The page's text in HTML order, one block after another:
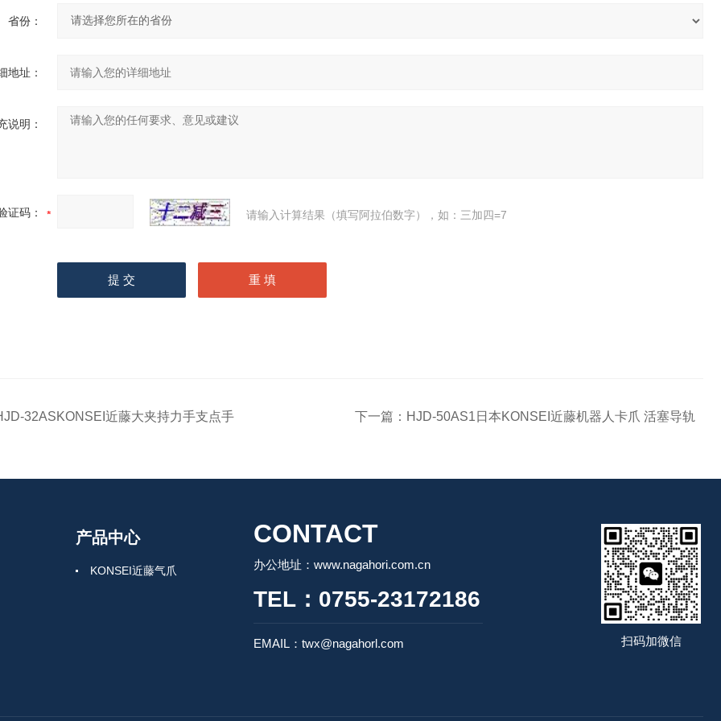
省份：
地址：
说明：
证码： 请输入计算结果（填写阿拉伯数字），如：三加四=7
32ASKONSEI近藤大夹持力手支点手 下一篇： HJD-50AS1日本KONSEI近藤机器人卡爪 活塞导轨
产品中心
KONSEI近藤气爪
CONTACT
办公地址：www.nagahori.com.cn
TEL：0755-23172186
EMAIL：twx@nagahorl.com 扫码加微信